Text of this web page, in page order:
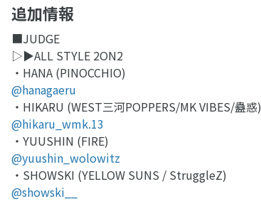
追加情報
■JUDGE
▷▶︎ALL STYLE 2ON2
・HANA (PINOCCHIO)
@hanagaeru
・HIKARU (WEST三河POPPERS/MK VIBES/蠱惑)
@hikaru_wmk.13
・YUUSHIN (FIRE)
@yuushin_wolowitz
・SHOWSKI (YELLOW SUNS / StruggleZ)
@showski__